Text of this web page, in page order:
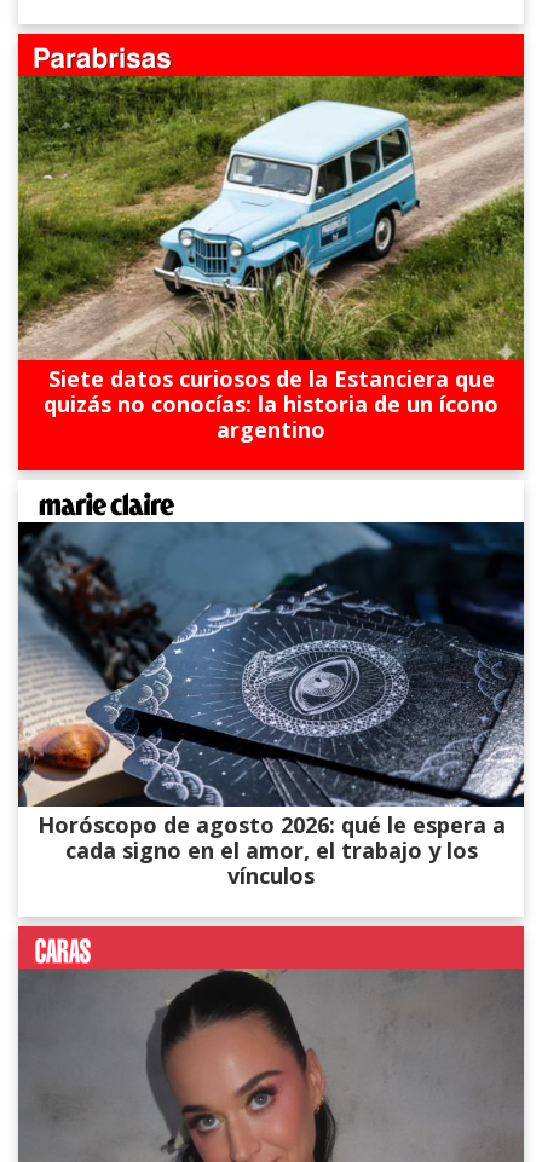
Siete datos curiosos de la Estanciera que
quizás no conocías: la historia de un ícono
argentino
Horóscopo de agosto 2026: qué le espera a
cada signo en el amor, el trabajo y los
vínculos